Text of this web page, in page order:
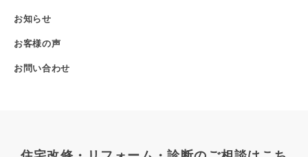
お知らせ
お客様の声
お問い合わせ